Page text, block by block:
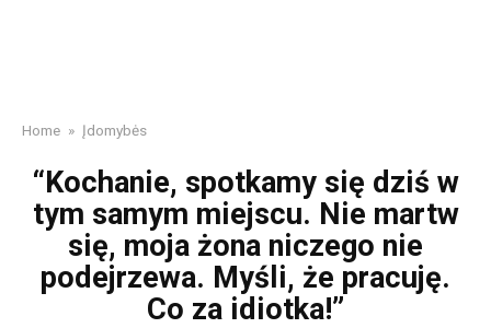
Home » Įdomybės
“Kochanie, spotkamy się dziś w
tym samym miejscu. Nie martw
się, moja żona niczego nie
podejrzewa. Myśli, że pracuję.
Co za idiotka!”